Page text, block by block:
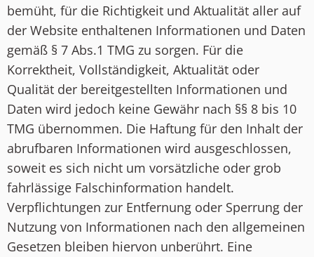
bemüht, für die Richtigkeit und Aktualität aller auf
der Website enthaltenen Informationen und Daten
gemäß § 7 Abs.1 TMG zu sorgen. Für die
Korrektheit, Vollständigkeit, Aktualität oder
Qualität der bereitgestellten Informationen und
Daten wird jedoch keine Gewähr nach §§ 8 bis 10
TMG übernommen. Die Haftung für den Inhalt der
abrufbaren Informationen wird ausgeschlossen,
soweit es sich nicht um vorsätzliche oder grob
fahrlässige Falschinformation handelt.
Verpflichtungen zur Entfernung oder Sperrung der
Nutzung von Informationen nach den allgemeinen
Gesetzen bleiben hiervon unberührt. Eine